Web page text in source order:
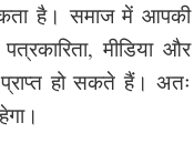
है। समाज में आपकी
मीडिया और
हो सकते हैं। अतः